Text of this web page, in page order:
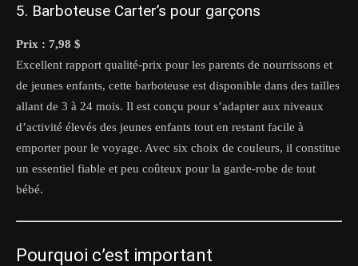
5. Barboteuse Carter’s pour garçons
Prix : 7,98 $
Excellent rapport qualité-prix pour les parents de nourrissons et
de jeunes enfants, cette barboteuse est disponible dans des tailles
allant de 3 à 24 mois. Il est conçu pour s’adapter aux niveaux
d’activité élevés des jeunes enfants tout en restant facile à
emporter pour le voyage. Avec six choix de couleurs, il constitue
un essentiel fiable et peu coûteux pour la garde-robe de tout
bébé.
Pourquoi c’est important